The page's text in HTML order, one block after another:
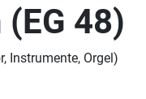
48)
Instrumente, Orgel)